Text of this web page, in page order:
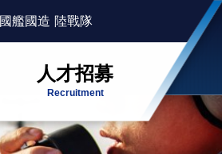
國艦國造 陸戰隊
人才招募
Recruitment